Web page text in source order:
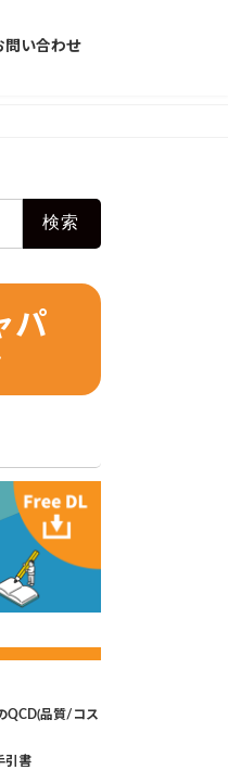
問い合わせ
パ
QCD(品質/コス
引書